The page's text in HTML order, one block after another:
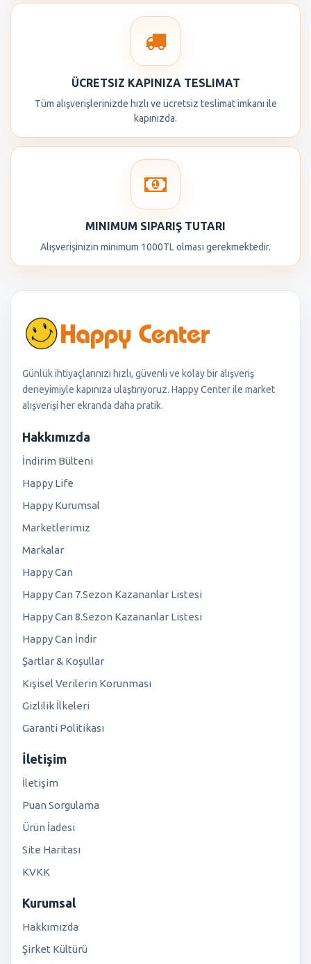
ÜCRETSIZ KAPINIZA TESLIMAT
Tüm alışverişlerinizde hızlı ve ücretsiz teslimat imkanı ile
kapınızda.
MINIMUM SIPARIŞ TUTARI
Alışverişinizin minimum 1000TL olması gerekmektedir.
Günlük ihtiyaçlarınızı hızlı, güvenli ve kolay bir alışveriş
deneyimiyle kapınıza ulaştırıyoruz. Happy Center ile market
alışverişi her ekranda daha pratik.
Hakkımızda
İndirim Bülteni
Happy Life
Happy Kurumsal
Marketlerimiz
Markalar
Happy Can
Happy Can 7.Sezon Kazananlar Listesi
Happy Can 8.Sezon Kazananlar Listesi
Happy Can İndir
Şartlar & Koşullar
Kişisel Verilerin Korunması
Gizlilik İlkeleri
Garanti Politikası
İletişim
İletişim
Puan Sorgulama
Ürün İadesi
Site Haritası
KVKK
Kurumsal
Hakkımızda
Şirket Kültürü